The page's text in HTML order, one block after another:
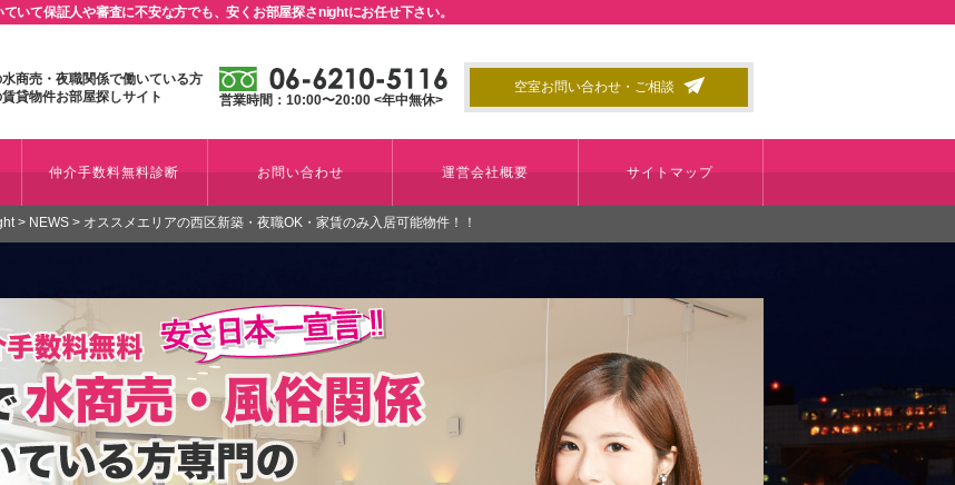
いて保証人や審査に不安な方でも、安くお部屋探さnightにお任せ下さい。
商売・夜職関係で働いている方
貸物件お部屋探しサイト
営業時間：10:00〜20:00 <年中無休>
空室お問い合わせ・ご相談
仲介手数料無料診断 お問い合わせ 運営会社概要 サイトマップ
> NEWS > オススメエリアの西区新築・夜職OK・家賃のみ入居可能物件！！